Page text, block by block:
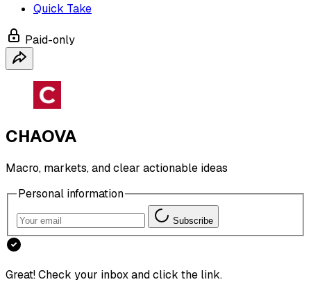
Quick Take
Paid-only
CHAOVA
Macro, markets, and clear actionable ideas
Personal information
Subscribe
Great! Check your inbox and click the link.